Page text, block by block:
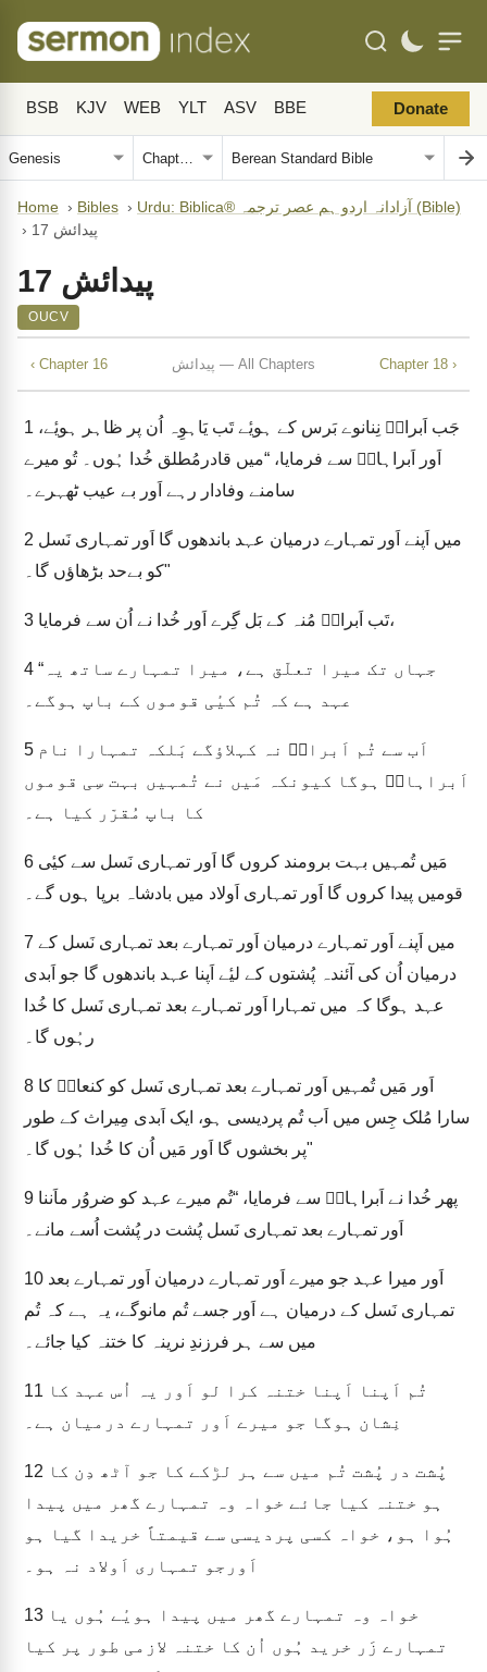
BSB KJV WEB YLT ASV BBE Donate
Home › Bibles ›
Urdu: Biblica® آزادانہ اردو ہم عصر ترجمہ (Bible)
›
پیدائش 17
پیدائش 17
OUCV
‹ Chapter 16 پیدائش — All Chapters Chapter 18 ›
1
اَور اَبراہامؔ سے فرمایا، “میں قادرمُطلق خُدا ہُوں۔ تُو میرے
سامنے وفادار رہے اَور بے عیب ٹھہرے۔
2
کو بےحد بڑھاؤں گا۔"
3 تَب اَبرامؔ مُنہ کے بَل گِرے اَور خُدا نے اُن سے فرمایا،
4 “جہاں تک میرا تعلّق ہے، میرا تمہارے ساتھ یہ
عہد ہے کہ تُم کیٔی قوموں کے باپ ہوگے۔
5
اَبراہامؔ ہوگا کیونکہ مَیں نے تُمہیں بہت سِی قوموں
کا باپ مُقرّر کیا ہے۔
6
قومیں پیدا کروں گا اَور تمہاری اَولاد میں بادشاہ برپا ہوں گے۔
7
درمیان اُن کی آئندہ پُشتوں کے لیٔے اَپنا عہد باندھوں گا جو اَبدی
عہد ہوگا کہ میں تمہارا اَور تمہارے بعد تمہاری نَسل کا خُدا
رہُوں گا۔
8
سارا مُلک جِس میں اَب تُم پردیسی ہو، ایک اَبدی مِیراث کے طور
پر بخشوں گا اَور مَیں اُن کا خُدا ہُوں گا۔"
9
اَور تمہارے بعد تمہاری نَسل پُشت در پُشت اُسے مانے۔
10
تمہاری نَسل کے درمیان ہے اَور جسے تُم مانوگے، یہ ہے کہ تُم
میں سے ہر فرزندِ نرینہ کا ختنہ کیا جائے۔
11
نِشان ہوگا جو میرے اَور تمہارے درمیان ہے۔
12
ہو ختنہ کیا جائے خواہ وہ تمہارے گھر میں پیدا
ہُوا ہو، خواہ کسی پردیسی سے قیمتاً خریدا گیا ہو
اَورجو تمہاری اَولاد نہ ہو۔
13
تمہارے زَر خرید ہُوں اُن کا ختنہ لازمی طور پر کیا